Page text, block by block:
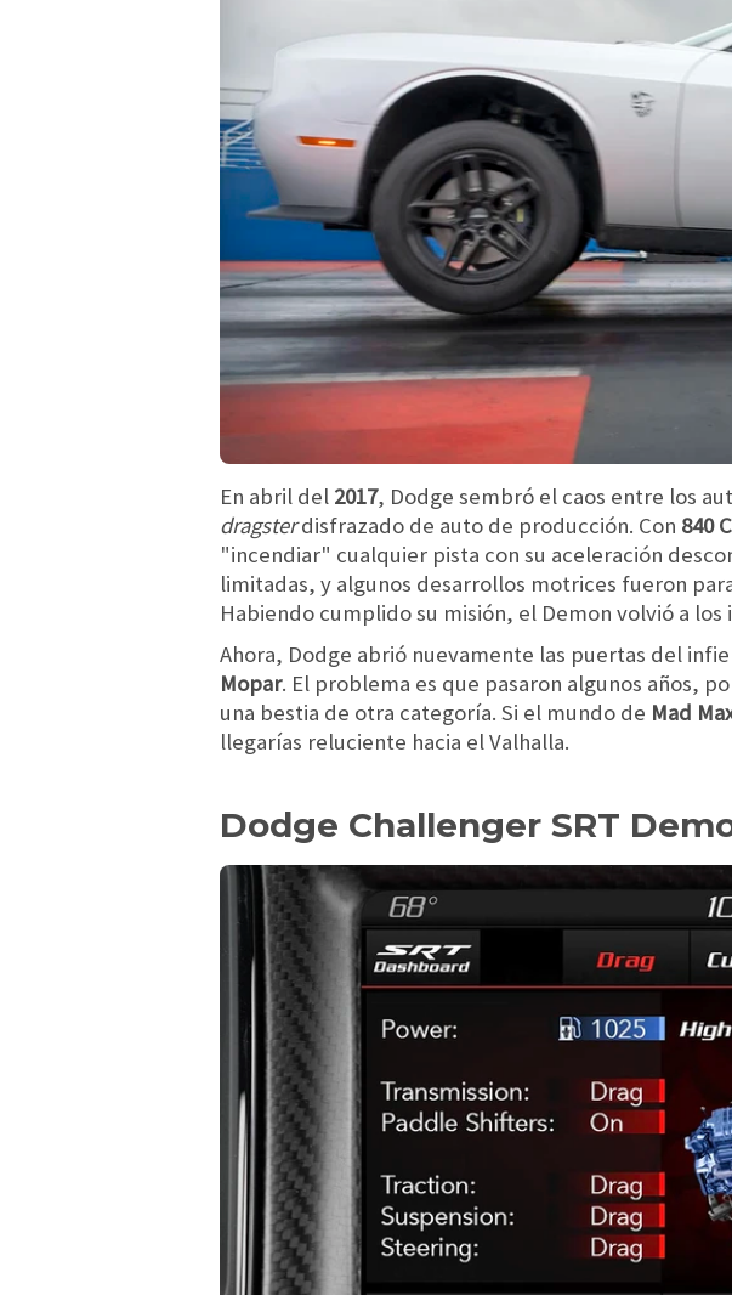
En abril del 2017, Dodge sembró el caos entre los
dragsterdisfrazado de auto de producción. Con 840
"incendiar" cualquier pista con su aceleración
limitadas, y algunos desarrollos motrices fueron
Habiendo cumplido su misión, el Demon volvió a los
Ahora, Dodge abrió nuevamente las puertas del
Mopar. El problema es que pasaron algunos años,
una bestia de otra categoría. Si el mundo de Mad
llegarías reluciente hacia el Valhalla.
Dodge Challenger SRT